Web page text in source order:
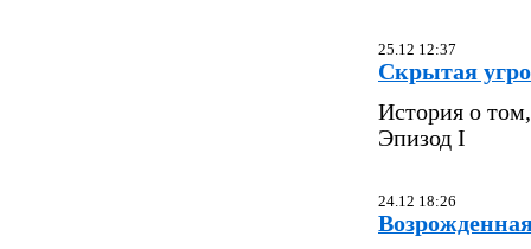
25.12 12:37
Скрытая
История о
Эпизод I
24.12 18:26